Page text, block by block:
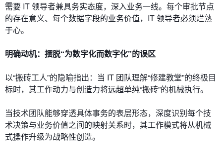
需要 IT 领导者兼具务实态度，深入业务一线。每个审批节点
的存在意义、每个数据字段的业务价值，IT 领导者必须烂熟
于心。
明确动机：摆脱“为数字化而数字化”的误区
以“搬砖工人”的隐喻指出：当 IT 团队理解“修建教堂”的终极目
标时，其工作动力与创造力将远超单纯“搬砖”的机械执行。
当技术团队能够穿透具体事务的表层形态，深度识别每个技
术决策与业务价值之间的映射关系时，其工作模式将从机械
式操作升级为战略性创造。